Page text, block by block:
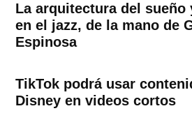
La arquitectura del
en el jazz, de la mano de
Espinosa
TikTok podrá usar
Disney en videos cortos